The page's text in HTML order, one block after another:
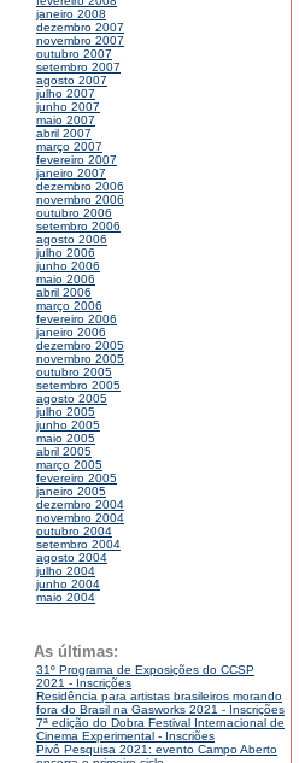
janeiro 2008
dezembro 2007
novembro 2007
outubro 2007
setembro 2007
agosto 2007
julho 2007
junho 2007
maio 2007
abril 2007
março 2007
fevereiro 2007
janeiro 2007
dezembro 2006
novembro 2006
outubro 2006
setembro 2006
agosto 2006
julho 2006
junho 2006
maio 2006
abril 2006
março 2006
fevereiro 2006
janeiro 2006
dezembro 2005
novembro 2005
outubro 2005
setembro 2005
agosto 2005
julho 2005
junho 2005
maio 2005
abril 2005
março 2005
fevereiro 2005
janeiro 2005
dezembro 2004
novembro 2004
outubro 2004
setembro 2004
agosto 2004
julho 2004
junho 2004
maio 2004
As últimas:
31º Programa de Exposições do CCSP
2021 - Inscrições
Residência para artistas brasileiros morando
fora do Brasil na Gasworks 2021 - Inscrições
7ª edição do Dobra Festival Internacional de
Cinema Experimental - Inscriões
Pivô Pesquisa 2021: evento Campo Aberto